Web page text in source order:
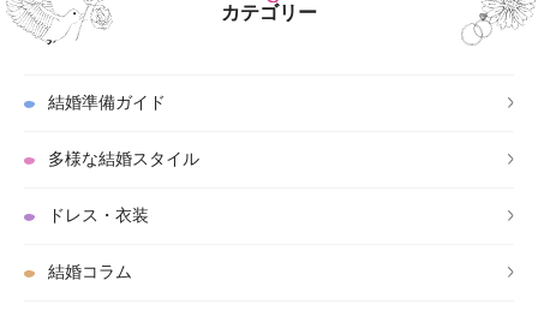
カテゴリー
結婚準備ガイド
多様な結婚スタイル
ドレス・衣装
結婚コラム